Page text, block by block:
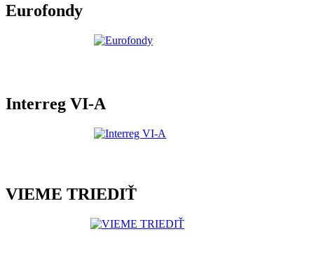
Eurofondy
Interreg VI-A
VIEME TRIEDIŤ